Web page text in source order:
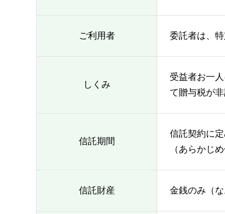
ご利用者 委託者は、
しくみ
受益者お一
て贈与税が
信託期間
信託契約に
（あらかじ
信託財産 金銭のみ（